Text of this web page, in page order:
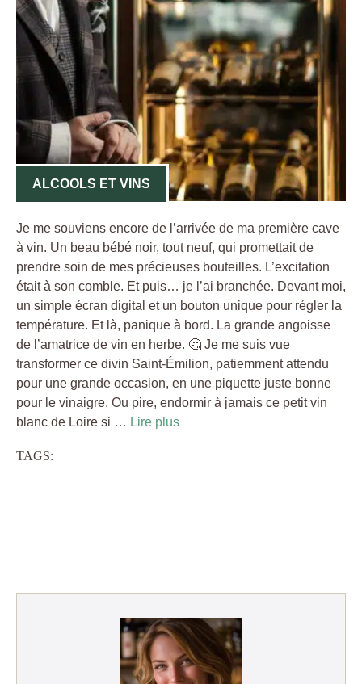
ALCOOLS ET VINS
Je me souviens encore de l’arrivée de ma première cave
à vin. Un beau bébé noir, tout neuf, qui promettait de
prendre soin de mes précieuses bouteilles. L’excitation
était à son comble. Et puis… je l’ai branchée. Devant moi,
un simple écran digital et un bouton unique pour régler la
température. Et là, panique à bord. La grande angoisse
de l’amatrice de vin en herbe. 🤔 Je me suis vue
transformer ce divin Saint-Émilion, patiemment attendu
pour une grande occasion, en une piquette juste bonne
pour le vinaigre. Ou pire, endormir à jamais ce petit vin
blanc de Loire si … Lire plus
TAGS: